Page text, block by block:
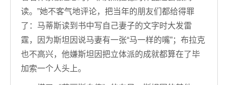
读。”她不客气地评论，把当年的朋友们都给得罪
了：马蒂斯读到书中写自己妻子的文字时大发雷
霆，因为斯坦因说马妻有一张“马一样的嘴”；布拉克
也不高兴，他嫌斯坦因把立体派的成就都算在了毕
加索一个人头上。